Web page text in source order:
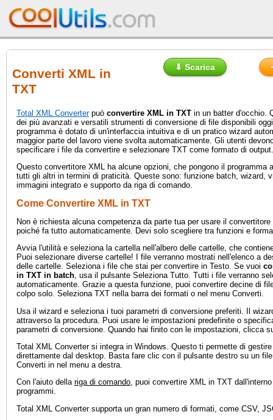
Converti XML in
TXT
⬇ Scarica
Total XML Converterpuò convertire XML in TXT in un batter d'occhio.
dei più avanzati e versatili strumenti di conversione di file disponibili
programma è dotato di un'interfaccia intuitiva e di un pratico wizard
maggior parte del lavoro viene svolta automaticamente. Gli utenti
specificare i file da convertire e selezionare TXT come formato di output.
Questo convertitore XML ha alcune opzioni, che pongono il programma
tutti gli altri in termini di praticità. Queste sono: funzione batch, wizard,
immagini integrato e supporto da riga di comando.
Come Convertire XML in TXT
Non è richiesta alcuna competenza da parte tua per usare il
poiché fa tutto automaticamente. Devi solo scegliere tra funzioni e
Avvia l'utilità e seleziona la cartella nell'albero delle cartelle, che
Puoi selezionare diverse cartelle! I file verranno mostrati nell'elenco a
delle cartelle. Seleziona i file che stai per convertire in Testo. Se vuoi
in TXT in batch, usa il pulsante Seleziona Tutto. Tutti i file verranno
automaticamente. Grazie a questa funzione, puoi convertire decine di
colpo solo. Seleziona TXT nella barra dei formati o nel menu Converti.
Usa il wizard e seleziona i tuoi parametri di conversione preferiti. Il
attraverso la procedura. Puoi usare le impostazioni predefinite o
parametri di conversione. Quando hai finito con le impostazioni, clicca
Total XML Converter si integra in Windows. Questo ti permette di
direttamente dal desktop. Basta fare clic con il pulsante destro su un
Converti in nel menu a destra.
Con l'aiuto della riga di comando, puoi convertire XML in TXT
programmi.
Total XML Converter supporta un gran numero di formati, come CSV,